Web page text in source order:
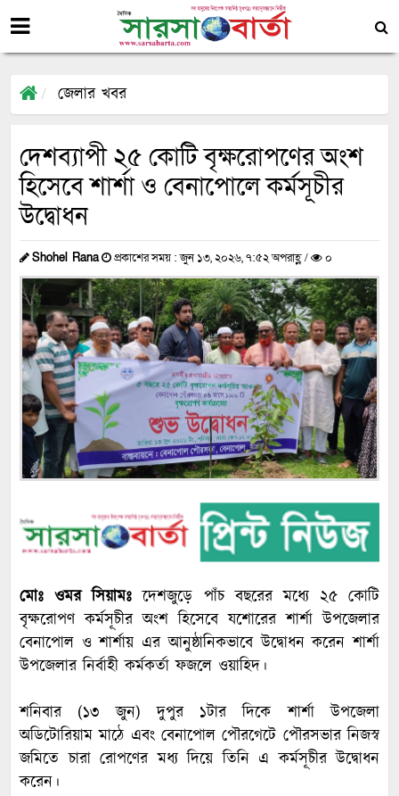
জেলার খবর
দেশব্যাপী ২৫ কোটি বৃক্ষরোপণের অংশ
হিসেবে শার্শা ও বেনাপোলে কর্মসূচীর
উদ্বোধন
Shohel Rana প্রকাশের সময় : জুন ১৩, ২০২৬, ৭:৫২ অপরাহ্ণ / ০
মোঃ ওমর সিয়ামঃ ‎দেশজুড়ে পাঁচ বছরের মধ্যে ২৫ কোটি
বৃক্ষরোপণ কর্মসূচীর অংশ হিসেবে যশোরের শার্শা উপজেলার
বেনাপোল ও শার্শায় এর আনুষ্ঠানিকভাবে উদ্বোধন করেন শার্শা
উপজেলার নির্বাহী কর্মকর্তা ফজলে ওয়াহিদ।
‎শনিবার (১৩ জুন) দুপুর ১টার দিকে শার্শা উপজেলা
অডিটোরিয়াম মাঠে এবং বেনাপোল পৌরগেটে পৌরসভার নিজস্ব
জমিতে চারা রোপণের মধ্য দিয়ে তিনি এ কর্মসূচীর উদ্বোধন
করেন।